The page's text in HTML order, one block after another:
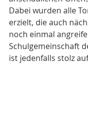
Dabei wurden alle
erzielt, die auch
noch einmal
Schulgemeinschaft
ist jedenfalls stolz